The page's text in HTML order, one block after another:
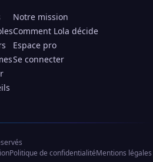
Notre mission
Comment Lola décide
Espace pro
Se connecter
Politique de confidentialitéMentions légales